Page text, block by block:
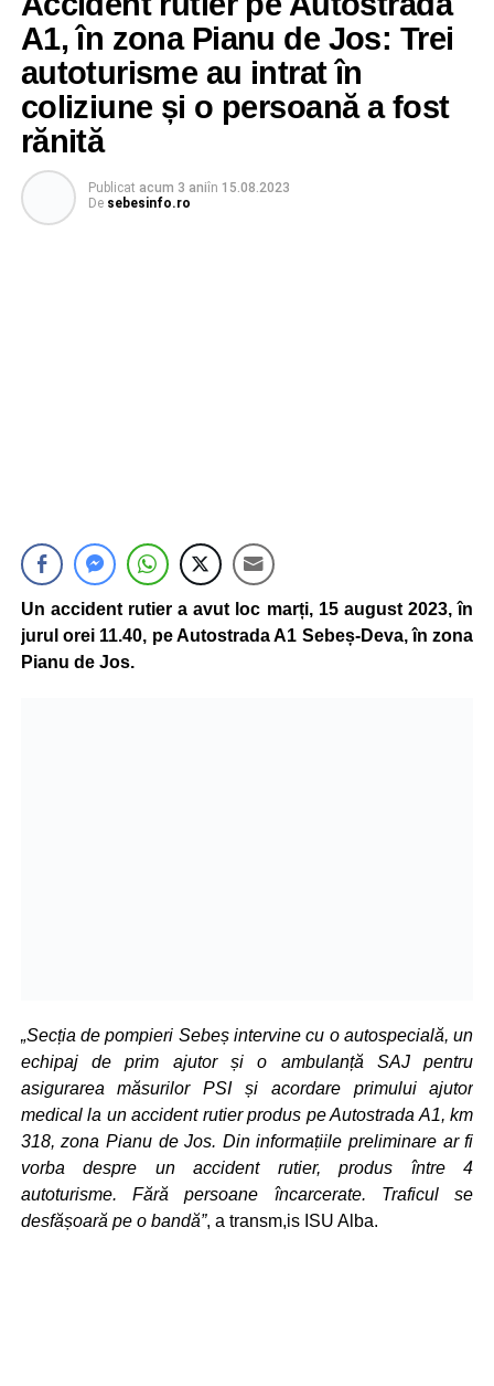
A1, în zona Pianu de Jos: Trei
autoturisme au intrat în
coliziune și o persoană a fost
rănită
Publicat acum 3 aniîn 15.08.2023
De sebesinfo.ro
Un accident rutier a avut loc marți, 15 august 2023, în
jurul orei 11.40, pe Autostrada A1 Sebeș-Deva, în zona
Pianu de Jos.
„Secția de pompieri Sebeș intervine cu o autospecială, un
echipaj de prim ajutor și o ambulanță SAJ pentru
asigurarea măsurilor PSI și acordare primului ajutor
medical la un accident rutier produs pe Autostrada A1, km
318, zona Pianu de Jos. Din informațiile preliminare ar fi
vorba despre un accident rutier, produs între 4
autoturisme. Fără persoane încarcerate. Traficul se
desfășoară pe o bandă”, a transm,is ISU Alba.